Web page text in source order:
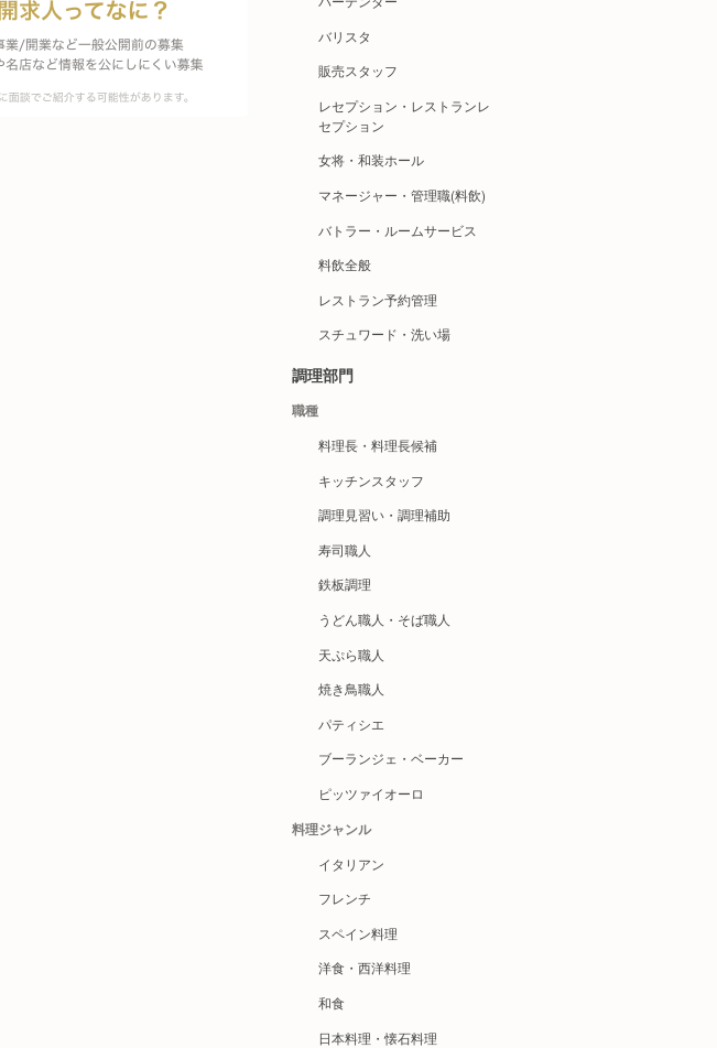
バリスタ
販売スタッフ
レセプション・レストランレ
セプション
女将・和装ホール
マネージャー・管理職(料飲)
バトラー・ルームサービス
料飲全般
レストラン予約管理
スチュワード・洗い場
調理部門
職種
料理長・料理長候補
キッチンスタッフ
調理見習い・調理補助
寿司職人
鉄板調理
うどん職人・そば職人
天ぷら職人
焼き鳥職人
パティシエ
ブーランジェ・ベーカー
ピッツァイオーロ
料理ジャンル
イタリアン
フレンチ
スペイン料理
洋食・西洋料理
和食
日本料理・懐石料理